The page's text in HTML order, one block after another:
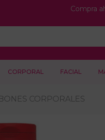
Compra
CORPORAL FACIAL
CORPORALES